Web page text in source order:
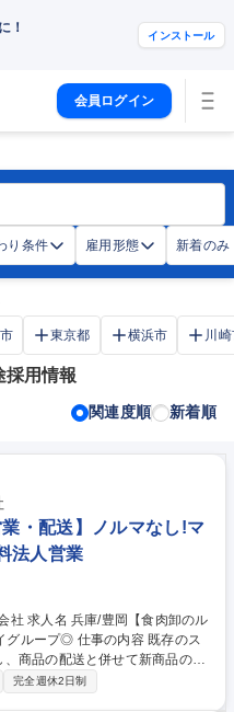
！ インストール
会員ログイン
り条件 雇用形態 新着のみ
東京都 横浜市 川
採用情報
関連度順 新着順
・配送】ノルマなし!マ
法人営業
卸のル
の内容 既存のス
商品の配送と併せて新商品のご
ます。配送を通じて顧客と深い
完全週休2日制